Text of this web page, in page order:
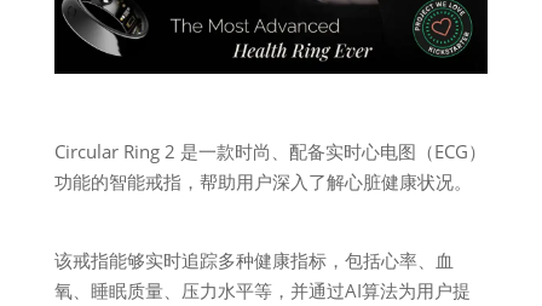
Circular Ring 2 是一款时尚、配备实时心电图（ECG）
功能的智能戒指，帮助用户深入了解心脏健康状况。
该戒指能够实时追踪多种健康指标，包括心率、血
氧、睡眠质量、压力水平等，并通过AI算法为用户提